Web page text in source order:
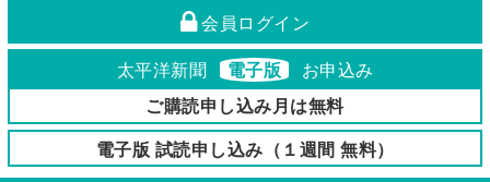
会員ログイン
太平洋新聞 電子版
お申込み
ご購読申し込み月は無料
電子版 試読申し込み（１週間 無料）